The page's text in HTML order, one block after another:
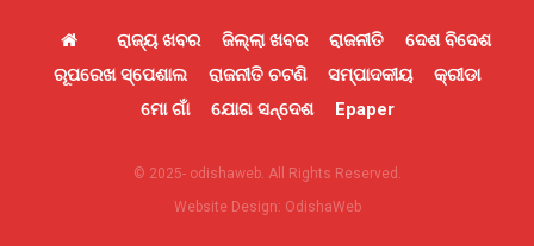
ରାଜ୍ୟ ଖବର ଜିଲ୍ଲା ଖବର ରାଜନୀତି
ଦେଶ ବିଦେଶ
ରୂପରେଖ ସ୍ପେଶାଲ
ରାଜନୀତି ଚଟଣି ସମ୍ପାଦକୀୟ
କ୍ରୀଡା
ମୋ ଗାଁ
ଯୋଗ ସନ୍ଦେଶ Epaper
© 2025- odishaweb. All Rights Reserved.
Website Design: OdishaWeb